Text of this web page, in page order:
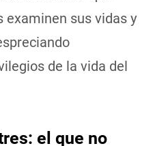
sus vidas y
de la vida del
el que no